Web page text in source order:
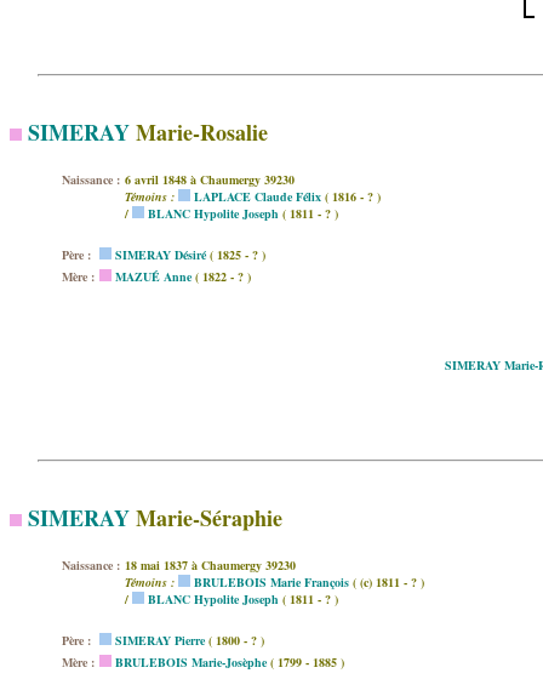
SIMERAYMarie-Rosalie
Naissance : 6 avril 1848 à Chaumergy 39230
Témoins :
LAPLACE Claude Félix ( 1816 - ? )
/
BLANC Hypolite Joseph ( 1811 - ? )
Père : SIMERAY Désiré ( 1825 - ? )
Mère :
MAZUÉ Anne ( 1822 - ? )
SIMERAY Marie-
SIMERAYMarie-Séraphie
Naissance : 18 mai 1837 à Chaumergy 39230
Témoins :
BRULEBOIS Marie François ( (c) 1811 - ? )
/
BLANC Hypolite Joseph ( 1811 - ? )
Père : SIMERAY Pierre ( 1800 - ? )
Mère :
BRULEBOIS Marie-Josèphe ( 1799 - 1885 )